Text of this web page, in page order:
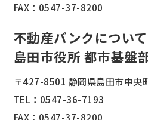
FAX：0547-37-8200
不動産バンクについて
島田市役所 都市基盤
〒427-8501 静岡県島田市中央
TEL： 0547-36-7193
FAX：0547-37-8200